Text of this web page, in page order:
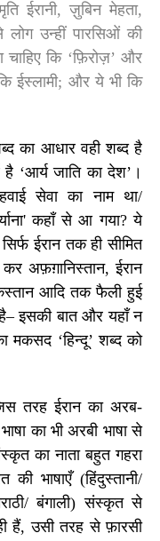
ईरानी,ज़ुबिन मेहता,
उन्हीं पारसिओं की
कि ‘फ़िरोज़’और
ईस्लामी; और ये भी कि
का आधार वही शब्द है
है ‘आर्य जाति का देश’ ।
सेवा का नाम था/
'कहाँ से आ गया?ये
ईरान तक ही सीमित
अफ़ग़ानिस्तान,ईरान
आदि तक फैली हुई
इसकी बात और यहाँ न
मकसद ‘हिन्दू’शब्द को
तरह ईरान का अरब-
का भी अरबी भाषा से
का नाता बहुत गहरा
भाषाएँ (हिंदुस्तानी/
बंगाली) संस्कृत से
हैं, उसी तरह से फ़ारसी